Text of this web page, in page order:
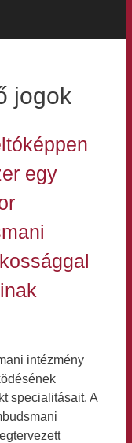
jogok
egy
intézmény
specialitásait. A